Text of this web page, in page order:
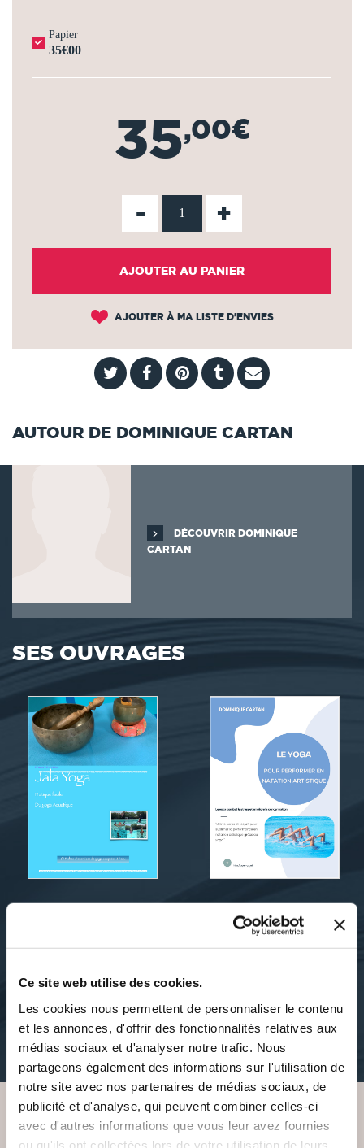
Ce site web utilise des cookies.
Les cookies nous permettent de personnaliser le contenu
et les annonces, d'offrir des fonctionnalités relatives aux
médias sociaux et d'analyser notre trafic. Nous
partageons également des informations sur l'utilisation de
notre site avec nos partenaires de médias sociaux, de
publicité et d'analyse, qui peuvent combiner celles-ci
avec d'autres informations que vous leur avez fournies
ou qu'ils ont collectées lors de votre utilisation de leurs
Papier
35€00
35,00€
- +
AJOUTER AU PANIER
AJOUTER À MA LISTE D'ENVIES
AUTOUR DE DOMINIQUE CARTAN
DÉCOUVRIR DOMINIQUE
CARTAN
SES OUVRAGES
FACILE DU YOGA AQUA
38€00
Dominique Cartan
LE YOGA ET LA
NATATION
sports-
36€00
VOUS AIMEREZ AUSSI